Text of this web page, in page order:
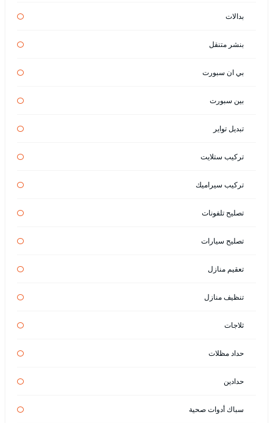
بدالات
بنشر متنقل
بي ان سبورت
بين سبورت
تبديل تواير
تركيب ستلايت
تركيب سيراميك
تصليح تلفونات
تصليح سيارات
تعقيم منازل
تنظيف منازل
ثلاجات
حداد مظلات
حدادين
سباك أدوات صحية